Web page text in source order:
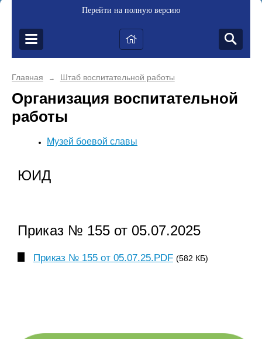
Перейти на полную версию
Главная → Штаб воспитательной работы
Организация воспитательной
работы
Музей боевой славы
ЮИД
Приказ № 155 от 05.07.2025
Приказ № 155 от 05.07.25.PDF (582 КБ)